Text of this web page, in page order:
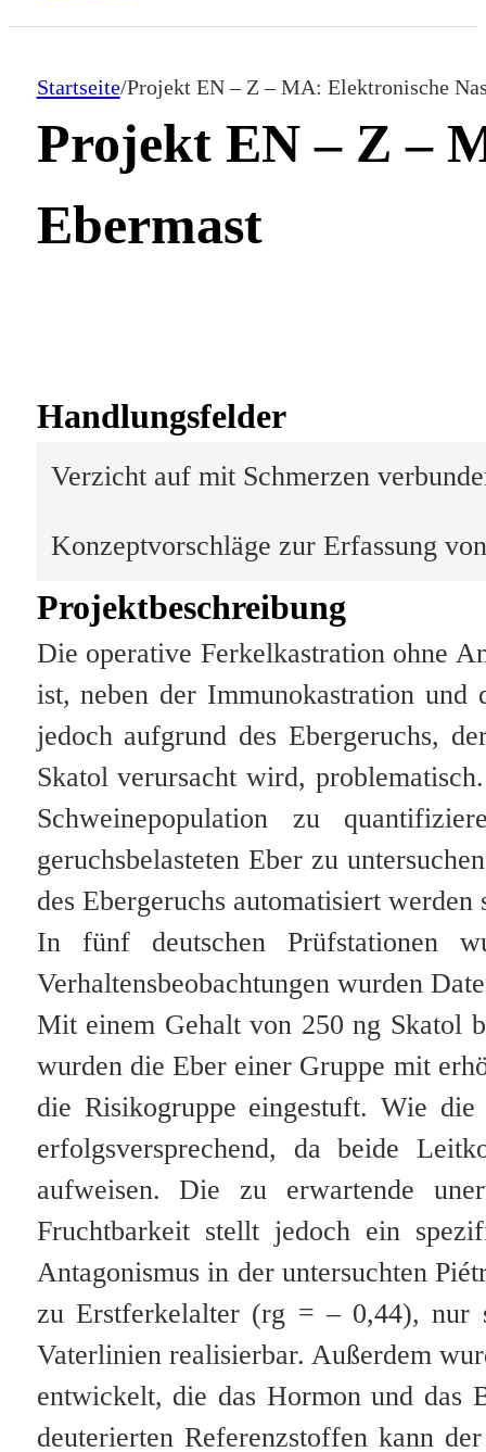
Startseite/Projekt EN – Z – MA: Elektronische
Projekt EN – Z –
Ebermast
Handlungsfelder
Verzicht auf mit Schmerzen
Konzeptvorschläge zur Erfassung
Projektbeschreibung
Die operative Ferkelkastration ohne
ist, neben der Immunokastration
jedoch aufgrund des Ebergeruchs,
Skatol verursacht wird,
Schweinepopulation zu
geruchsbelasteten Eber zu
des Ebergeruchs automatisiert werden
In fünf deutschen Prüfstationen
Verhaltensbeobachtungen wurden
Mit einem Gehalt von 250 ng Skatol
wurden die Eber einer Gruppe mit
die Risikogruppe eingestuft. Wie
erfolgsversprechend, da beide
aufweisen. Die zu erwartende
Fruchtbarkeit stellt jedoch ein
Antagonismus in der untersuchten
zu Erstferkelalter (rg = – 0,44), nur
Vaterlinien realisierbar. Außerdem
entwickelt, die das Hormon und das
deuterierten Referenzstoffen kann